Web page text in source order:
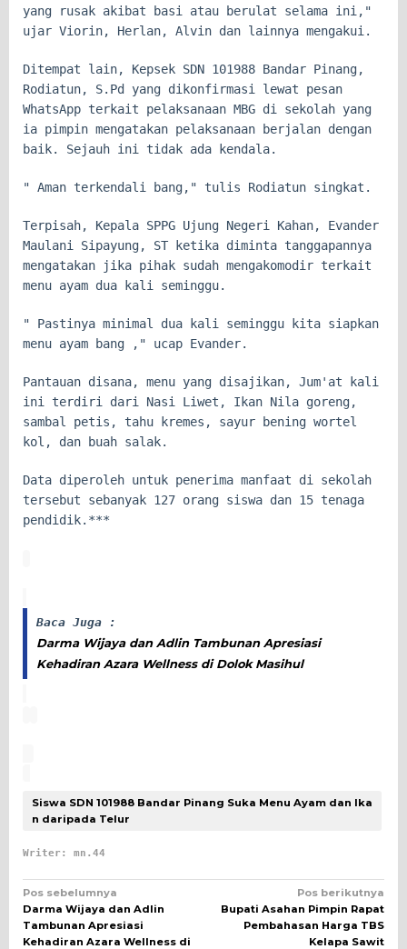
yang rusak akibat basi atau berulat selama ini,"
ujar Viorin, Herlan, Alvin dan lainnya mengakui.
Ditempat lain, Kepsek SDN 101988 Bandar Pinang,
Rodiatun, S.Pd yang dikonfirmasi lewat pesan
WhatsApp terkait pelaksanaan MBG di sekolah yang
ia pimpin mengatakan pelaksanaan berjalan dengan
baik. Sejauh ini tidak ada kendala.
" Aman terkendali bang," tulis Rodiatun singkat.
Terpisah, Kepala SPPG Ujung Negeri Kahan, Evander
Maulani Sipayung, ST ketika diminta tanggapannya
mengatakan jika pihak sudah mengakomodir terkait
menu ayam dua kali seminggu.
" Pastinya minimal dua kali seminggu kita siapkan
menu ayam bang ," ucap Evander.
Pantauan disana, menu yang disajikan, Jum'at kali
ini terdiri dari Nasi Liwet, Ikan Nila goreng,
sambal petis, tahu kremes, sayur bening wortel
kol, dan buah salak.
Data diperoleh untuk penerima manfaat di sekolah
tersebut sebanyak 127 orang siswa dan 15 tenaga
pendidik.***
Baca Juga :
Darma Wijaya dan Adlin Tambunan Apresiasi
Kehadiran Azara Wellness di Dolok Masihul
Siswa SDN 101988 Bandar Pinang Suka Menu Ayam dan Ika
n daripada Telur
Writer: mn.44
Navigasi
pos
Pos sebelumnya
Darma Wijaya dan Adlin
Tambunan Apresiasi
Kehadiran Azara Wellness di
Pos berikutnya
Bupati Asahan Pimpin Rapat
Pembahasan Harga TBS
Kelapa Sawit